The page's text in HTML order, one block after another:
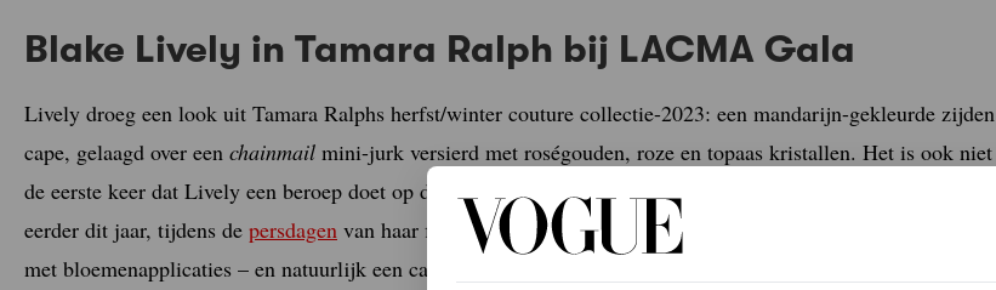
Blake Lively in Tamara Ralph bij LACMA Gala
Lively droeg een look uit Tamara Ralphs herfst/winter couture collectie-2023: een mandarijn-gekleurde zijden
cape, gelaagd over een chainmail mini-jurk versierd met roségouden, roze en topaas kristallen. Het is ook niet
de eerste keer dat Lively een beroep doet op de ontwerper om een opvallend ensemble te creëren. Zo droeg ze
eerder dit jaar, tijdens de persdagen van haar film It Ends With Us
, Ralphs mesh-jurk van opgelegde kristallen
met bloemenapplicaties – en natuurlijk een cape met veren.